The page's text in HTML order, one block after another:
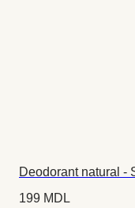
Deodorant natural -
199 MDL